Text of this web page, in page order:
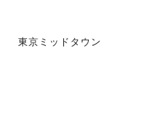
東京ミッドタウン